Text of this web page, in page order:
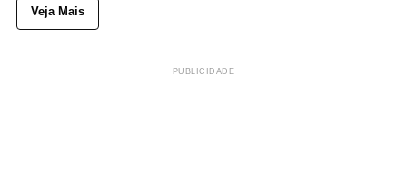
Veja Mais
PUBLICIDADE